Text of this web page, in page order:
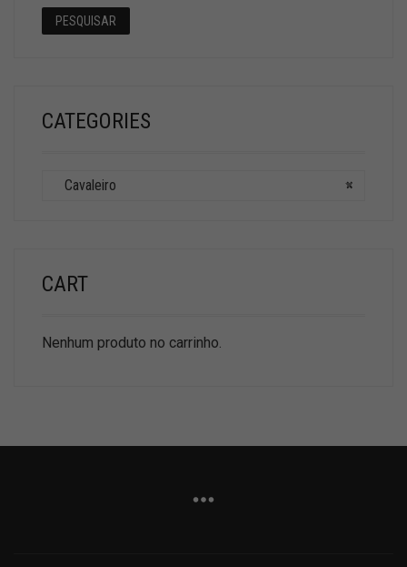
PESQUISAR
CATEGORIES
×
Cavaleiro
CART
Nenhum produto no carrinho.